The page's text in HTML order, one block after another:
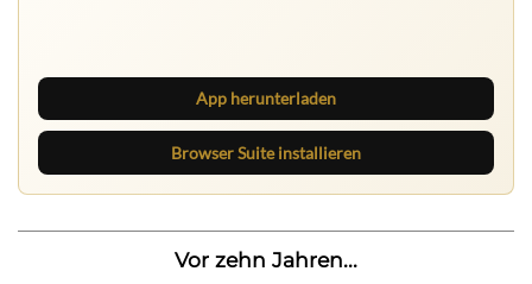
App herunterladen
Browser Suite installieren
Vor zehn Jahren...